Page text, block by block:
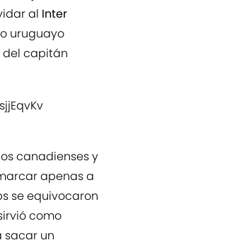
al Inter
uruguayo
del capitán
canadienses y
apenas a
se equivocaron
como
sacar un